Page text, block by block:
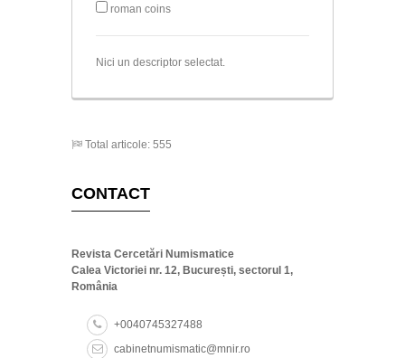
roman coins
Nici un descriptor selectat.
Total articole: 555
CONTACT
Revista Cercetări Numismatice
Calea Victoriei nr. 12, București, sectorul 1,
România
+0040745327488
cabinetnumismatic@mnir.ro